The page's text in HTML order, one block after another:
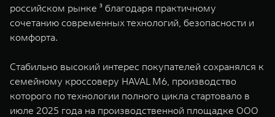
российском рынке ³ благодаря практичному
сочетанию современных технологий, безопасности и
комфорта.
Стабильно высокий интерес покупателей сохранялся к
семейному кроссоверу HAVAL M6, производство
которого по технологии полного цикла стартовало в
июле 2025 года на производственной площадке ООО